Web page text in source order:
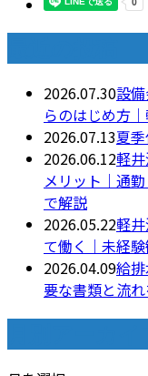
2026.07.30設
らのはじめ方
2026.07.13夏
2026.06.12軽
メリット｜通
で解説
2026.05.22軽
て働く｜未経
2026.04.09給
要な書類と流